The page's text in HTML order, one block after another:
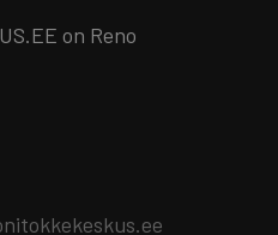
on Reno